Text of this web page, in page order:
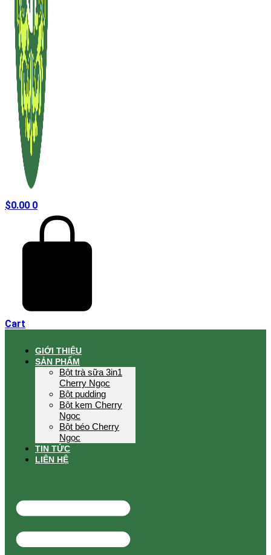
$0.00 0
Cart
GIỚI THIỆU
SẢN PHẨM
Bột trà sữa 3in1
Cherry Ngọc
Bột pudding
Bột kem Cherry
Ngọc
Bột béo Cherry
Ngọc
TIN TỨC
LIÊN HỆ